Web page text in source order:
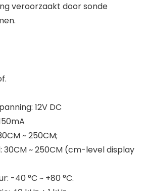
veroorzaakt door sonde
12V DC
~ 250CM;
~ 250CM (cm-level display
-40 °C ~ +80 °C.